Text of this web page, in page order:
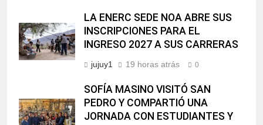
LA ENERC SEDE NOA ABRE SUS
INSCRIPCIONES PARA EL
INGRESO 2027 A SUS CARRERAS
jujuy1 19 horas atrás 0
SOFÍA MASINO VISITÓ SAN
PEDRO Y COMPARTIÓ UNA
JORNADA CON ESTUDIANTES Y